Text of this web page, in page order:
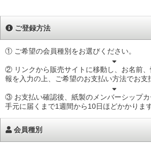
ご登録方法
① ご希望の会員種別をお選びください。
② リンクから販売サイトに移動し、お名前
報を入力の上、ご希望のお支払い方法でお支
③ お支払い確認後、紙製のメンバーシップ
手元に届くまで1週間から10日ほどかかります
会員種別